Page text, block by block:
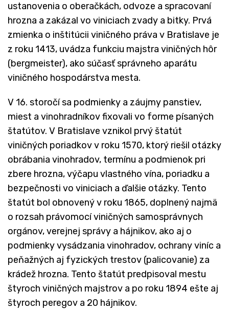
ustanovenia o oberačkách, odvoze a spracovaní
hrozna a zakázal vo viniciach zvady a bitky. Prvá
zmienka o inštitúcii viničného práva v Bratislave je
z roku 1413, uvádza funkciu majstra viničných hôr
(bergmeister), ako súčasť správneho aparátu
viničného hospodárstva mesta.
V 16. storočí sa podmienky a záujmy panstiev,
miest a vinohradníkov fixovali vo forme písaných
štatútov. V Bratislave vznikol prvý štatút
viničných poriadkov v roku 1570, ktorý riešil otázky
obrábania vinohradov, termínu a podmienok pri
zbere hrozna, výčapu vlastného vína, poriadku a
bezpečnosti vo viniciach a ďalšie otázky. Tento
štatút bol obnovený v roku 1865, doplnený najmä
o rozsah právomocí viničných samosprávnych
orgánov, verejnej správy a hájnikov, ako aj o
podmienky vysádzania vinohradov, ochrany viníc a
peňažných aj fyzických trestov (palicovanie) za
krádež hrozna. Tento štatút predpisoval mestu
štyroch viničných majstrov a po roku 1894 ešte aj
štyroch peregov a 20 hájnikov.